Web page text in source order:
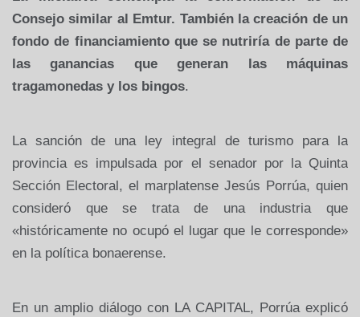
Consejo similar al Emtur. También la creación de un
fondo de financiamiento que se nutriría de parte de
las ganancias que generan las máquinas
tragamonedas y los bingos.
La sanción de una ley integral de turismo para la
provincia es impulsada por el senador por la Quinta
Sección Electoral, el marplatense Jesús Porrúa, quien
consideró que se trata de una industria que
«históricamente no ocupó el lugar que le corresponde»
en la política bonaerense.
En un amplio diálogo con LA CAPITAL, Porrúa explicó